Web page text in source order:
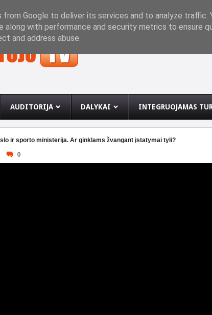
AUDITORIJA DALYKAI INTEGRUOJAMAS
ir sporto ministerija. Ar ginklams žvangant įstatymai tyli?
0
Google to deliver its services and to analyze traffic.
along with performance and security metrics to ensure
and address abuse.